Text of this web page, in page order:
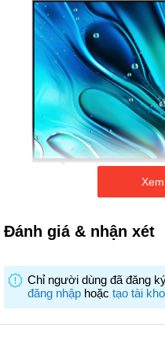
Đánh giá & nhận xét
Chỉ người dùng đã đăng
đăng nhập hoặc tạo tài